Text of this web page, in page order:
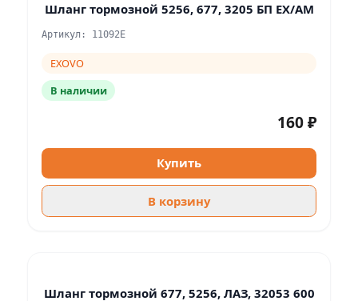
Шланг тормозной 5256, 677, 3205 БП EX/AM
Артикул: 11092E
EXOVO
В наличии
160 ₽
Купить
В корзину
Шланг тормозной 677, 5256, ЛАЗ, 32053 600